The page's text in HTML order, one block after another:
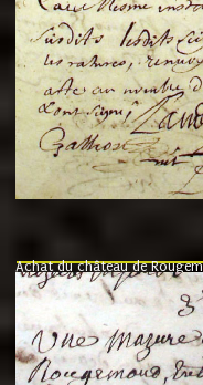
Achat du château de
"l'an mil six cent soixante
nommé fut présent Messire
vend, purement simplement